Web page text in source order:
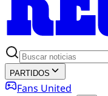
PARTIDOS
Fans United